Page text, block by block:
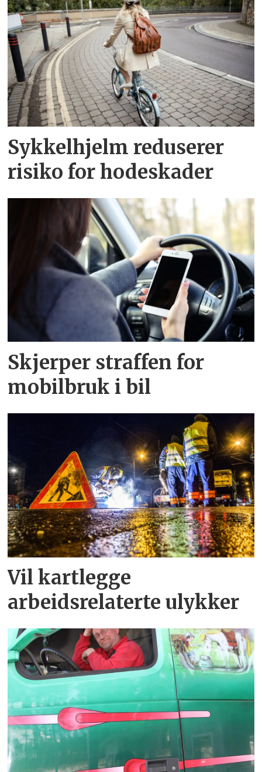
Sykkelhjelm reduserer
risiko for hodeskader
Skjerper straffen for
mobilbruk i bil
Vil kartlegge
arbeidsrelaterte ulykker